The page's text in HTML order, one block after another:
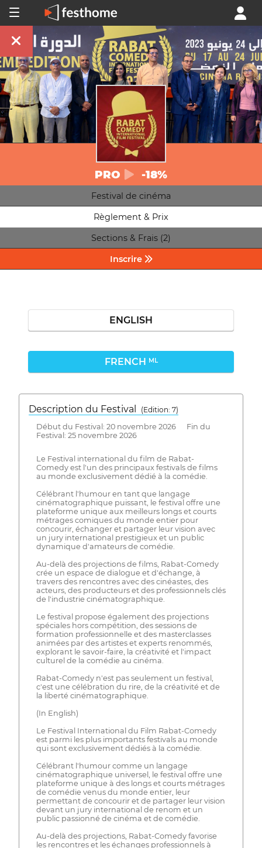
PRO -18%
Festival de cinéma
Règlement & Prix
Sections & Frais (2)
Inscrire
ENGLISH
FRENCH ML
Description du Festival
( Edition: 7)
Début du Festival: 20 novembre 2026 Fin du
Festival: 25 novembre 2026
Le Festival international du film de Rabat-
Comedy est l'un des principaux festivals de films
au monde exclusivement dédié à la comédie.
Célébrant l'humour en tant que langage
cinématographique puissant, le festival offre une
plateforme unique aux meilleurs longs et courts
métrages comiques du monde entier pour
concourir, échanger et partager leur vision avec
un jury international prestigieux et un public
dynamique d'amateurs de comédie.
Au-delà des projections de films, Rabat-Comedy
crée un espace de dialogue et d'échange, à
travers des rencontres avec des cinéastes, des
acteurs, des producteurs et des professionnels clés
de l'industrie cinématographique.
Le festival propose également des projections
spéciales hors compétition, des sessions de
formation professionnelle et des masterclasses
animées par des artistes et experts renommés,
explorant le savoir-faire, la créativité et l'impact
culturel de la comédie au cinéma.
Rabat-Comedy n'est pas seulement un festival,
c'est une célébration du rire, de la créativité et de
la liberté cinématographique.
(In English)
Le Festival International du Film Rabat-Comedy
est parmi les plus importants festivals au monde
qui sont exclusivement dédiés à la comédie.
Célébrant l'humour comme un langage
cinématographique universel, le festival offre une
plateforme unique à des longs et courts métrages
de comédie venus du monde entier, leur
permettant de concourir et de partager leur vision
devant un jury international de renom et un
public passionné de cinéma et de comédie.
Au-delà des projections, Rabat-Comedy favorise
les rencontres et les échanges professionnels à